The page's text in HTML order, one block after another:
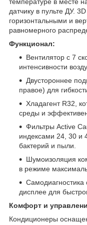
температуре в месте
датчику в пульте ДУ.
горизонтальными и
равномерного
Функционал:
Вентилятор с 7
интенсивности
Двустороннее
правое) для
Хладагент R32,
среды и
Фильтры Active
индексами 24, 30 и
бактерий и пыли.
Шумоизоляция
в режиме
дисплее для
Комфорт и
Кондиционеры